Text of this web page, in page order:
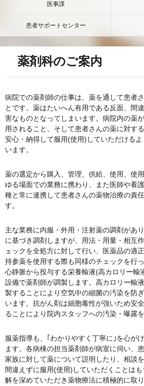
医事課
患者サポートセンター
薬剤科のご案内
病院での薬剤師の仕事は、薬を通して患者
とです。薬はたいへん有用である反面、間
害なものとなってしまいます。病院内の薬
用されること、そして患者さんの薬に対す
安心・納得して服用(使用)していただける
います。
薬の選定から購入、管理、供給、使用、使
ゆる場面での業務に携わり、また医師や看
種と常に連携して患者さんの薬物治療の責
す。
主な業務に内服・外用・注射薬の調剤があ
に基づき調剤しますが、用法・用量・相互
ェックを全処方に対して行い、医薬品の適
持参薬を使用する際も同様のチェックを行
心静脈から投与する栄養輸液(高カロリー輸
設備で薬剤師が調製します。高カロリー輸
製することにより空気中の細菌の汚染を防
います。抗がん剤は細胞毒性が強いため安
ることにより院内スタッフへの汚染・曝露
服薬指導も、｢わかりやすく丁寧に｣を心が
ます。各病棟の担当薬剤師が病室に伺い、
家族に対して薬について説明したり、相談
間違えずに服用(使用)していただくことは
解を深めていただき薬物療法に積極的に取